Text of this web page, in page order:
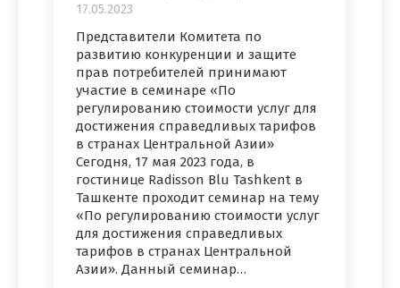
17.05.2023
Представители Комитета по
развитию конкуренции и защите
прав потребителей принимают
участие в семинаре «По
регулированию стоимости услуг для
достижения справедливых тарифов
в странах Центральной Азии»
Сегодня, 17 мая 2023 года, в
гостинице Radisson Blu Tashkent в
Ташкенте проходит семинар на тему
«По регулированию стоимости услуг
для достижения справедливых
тарифов в странах Центральной
Азии». Данный семинар…